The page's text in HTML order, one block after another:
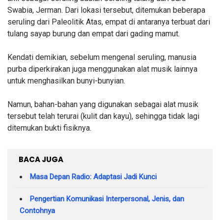
Swabia, Jerman. Dari lokasi tersebut, ditemukan beberapa
seruling dari Paleolitik Atas, empat di antaranya terbuat dari
tulang sayap burung dan empat dari gading mamut.
Kendati demikian, sebelum mengenal seruling, manusia
purba diperkirakan juga menggunakan alat musik lainnya
untuk menghasilkan bunyi-bunyian.
Namun, bahan-bahan yang digunakan sebagai alat musik
tersebut telah terurai (kulit dan kayu), sehingga tidak lagi
ditemukan bukti fisiknya.
BACA JUGA
Masa Depan Radio: Adaptasi Jadi Kunci
Pengertian Komunikasi Interpersonal, Jenis, dan
Contohnya